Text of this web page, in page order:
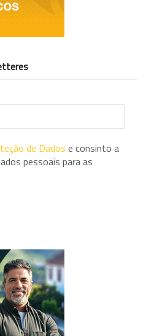
de Dados e consinto a
pessoais para as